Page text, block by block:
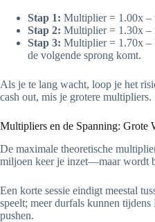
Stap 1: Multiplier = 1.00x –
Stap 2: Multiplier = 1.30x –
Stap 3: Multiplier = 1.70x –
de volgende sprong komt.
Als je te lang wacht, loop je het
cash out, mis je grotere multipliers.
Multipliers en de Spanning: Grote
De maximale theoretische
miljoen keer je inzet—maar wordt
Een korte sessie eindigt meestal
speelt; meer durfals kunnen
pushen.